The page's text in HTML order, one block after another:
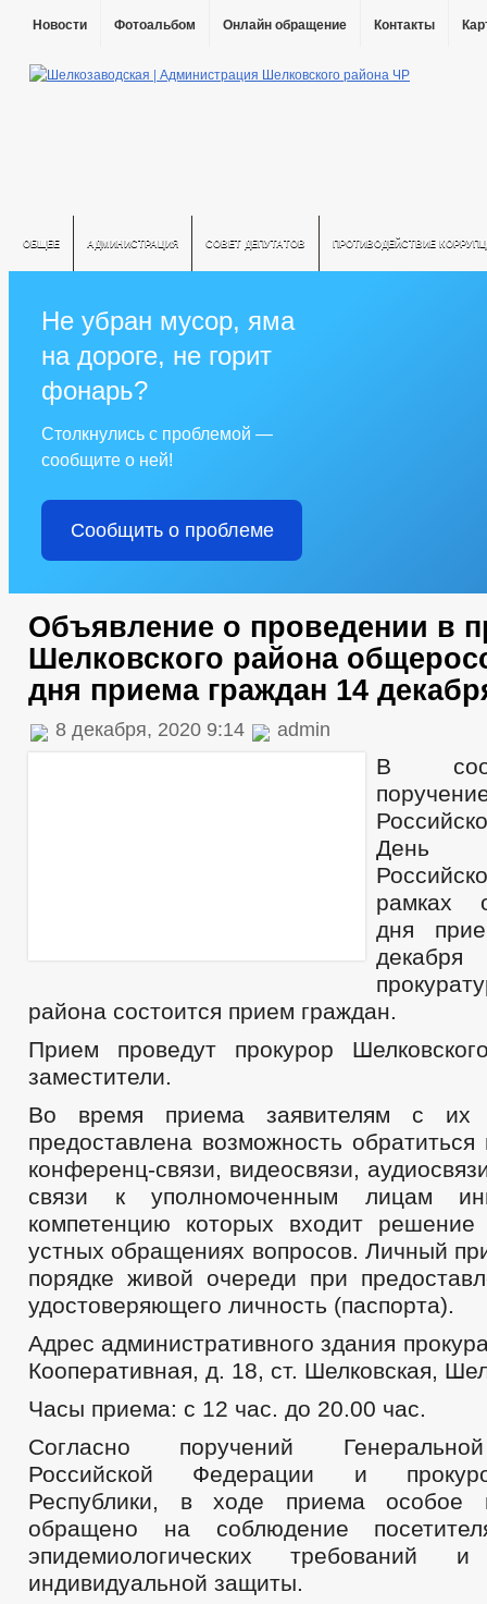
Новости Фотоальбом Онлайн обращение Контакты
ОБЩЕЕ АДМИНИСТРАЦИЯ СОВЕТ ДЕПУТАТОВ ПРОТИВОДЕЙСТВИЕ
Не убран мусор, яма
на дороге, не горит
фонарь?
Столкнулись с проблемой —
сообщите о ней!
Сообщить о проблеме
Объявление о проведении в
Шелковского района
дня приема граждан 14
8 декабря, 2020 9:14 admin
В
День
рамках
дня
района состоится прием граждан.
Прием проведут прокурор
заместители.
Во время приема заявителям с их
предоставлена возможность
конференц-связи, видеосвязи,
связи к уполномоченным лицам
компетенцию которых входит решение
устных обращениях вопросов. Личный
порядке живой очереди при
удостоверяющего личность (паспорта).
Адрес административного здания
Кооперативная, д. 18, ст. Шелковская,
Часы приема: с 12 час. до 20.00 час.
Согласно поручений
Российской Федерации и
Республики, в ходе приема особое
обращено на соблюдение
эпидемиологических требований и
индивидуальной защиты.